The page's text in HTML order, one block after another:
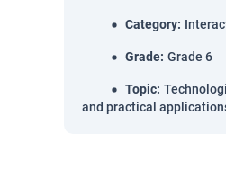
Category:
Grade: Grade 6
Topic:
and practical